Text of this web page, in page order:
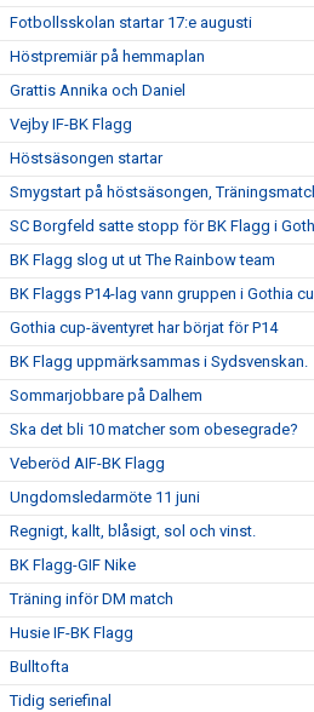
Fotbollsskolan startar 17:e augusti
Höstpremiär på hemmaplan
Grattis Annika och Daniel
Vejby IF-BK Flagg
Höstsäsongen startar
Smygstart på höstsäsongen,
SC Borgfeld satte stopp för BK Flagg i
BK Flagg slog ut ut The Rainbow team
BK Flaggs P14-lag vann gruppen i Gothia
Gothia cup-äventyret har börjat för P14
BK Flagg uppmärksammas i Sydsvenskan.
Sommarjobbare på Dalhem
Ska det bli 10 matcher som obesegrade?
Veberöd AIF-BK Flagg
Ungdomsledarmöte 11 juni
Regnigt, kallt, blåsigt, sol och vinst.
BK Flagg-GIF Nike
Träning inför DM match
Husie IF-BK Flagg
Bulltofta
Tidig seriefinal